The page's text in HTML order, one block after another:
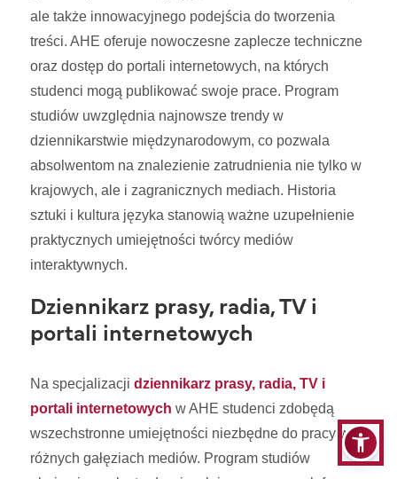
ale także innowacyjnego podejścia do tworzenia
treści. AHE oferuje nowoczesne zaplecze techniczne
oraz dostęp do portali internetowych, na których
studenci mogą publikować swoje prace. Program
studiów uwzględnia najnowsze trendy w
dziennikarstwie międzynarodowym, co pozwala
absolwentom na znalezienie zatrudnienia nie tylko w
krajowych, ale i zagranicznych mediach. Historia
sztuki i kultura języka stanowią ważne uzupełnienie
praktycznych umiejętności twórcy mediów
interaktywnych.
Dziennikarz prasy, radia, TV i
portali internetowych
Na specjalizacjidziennikarz prasy, radia, TV i
portali internetowych w AHE studenci zdobędą
wszechstronne umiejętności niezbędne do pracy w
różnych gałęziach mediów. Program studiów